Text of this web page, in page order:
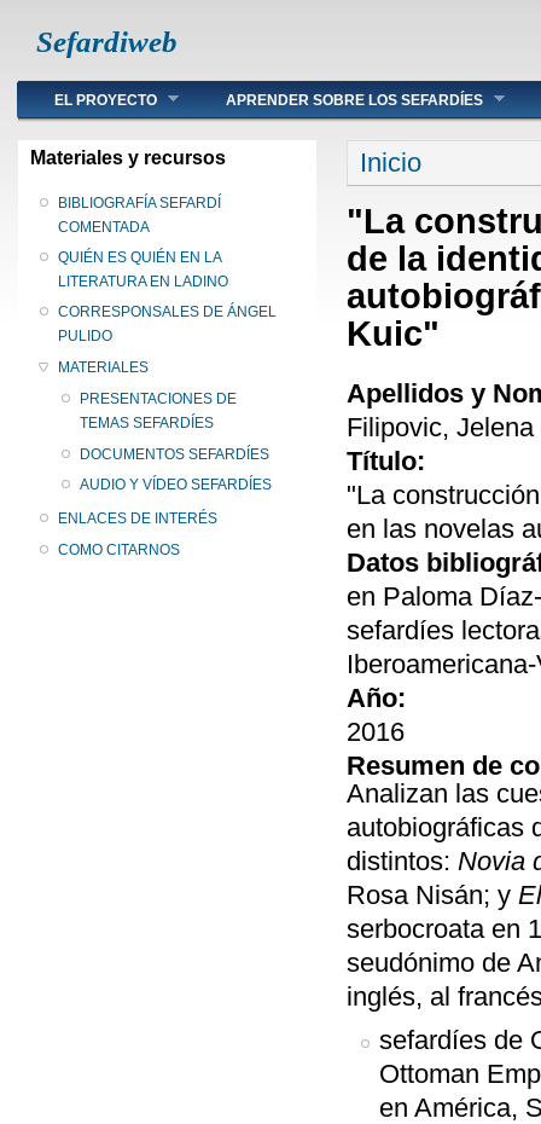
Sefardiweb
Main menu
EL PROYECTO APRENDER SOBRE LOS SEFARDÍES
Materiales y recursos
BIBLIOGRAFÍA SEFARDÍ
COMENTADA
QUIÉN ES QUIÉN EN LA
LITERATURA EN LADINO
CORRESPONSALES DE ÁNGEL
PULIDO
MATERIALES
PRESENTACIONES DE
TEMAS SEFARDÍES
DOCUMENTOS SEFARDÍES
AUDIO Y VÍDEO SEFARDÍES
ENLACES DE INTERÉS
COMO CITARNOS
Se encuentra
Inicio
"La
de la
Kuic"
Apellidos y
Filipovic,
Título:
"La
en las novelas
Datos
en Paloma
sefardíes
Año:
2016
Resumen de
Analizan las
autobiográficas
distintos: Novia
Rosa Nisán; y
serbocroata en
seudónimo de
inglés, al
sefardíes de
Ottoman
en América,